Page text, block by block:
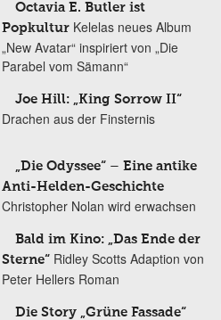
Octavia E. Butler ist
Popkultur Kelelas neues Album
„New Avatar“ inspiriert von „Die
Parabel vom Sämann“
Joe Hill: „King Sorrow II“
Drachen aus der Finsternis
„Die Odyssee“ – Eine antike
Anti-Helden-Geschichte
Christopher Nolan wird erwachsen
Bald im Kino: „Das Ende der
Sterne“ Ridley Scotts Adaption von
Peter Hellers Roman
Die Story „Grüne Fassade“